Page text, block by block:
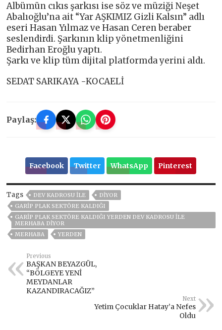
Albümün cıkıs şarkısı ise söz ve müziği Neşet
Abalıoğlu’na ait “Yar AŞKIMIZ Gizli Kalsın” adlı
eseri Hasan Yılmaz ve Hasan Ceren beraber
seslendirdi. Şarkının klip yönetmenliğini
Bedirhan Eroğlu yaptı.
Şarkı ve klip tüm dijital platformda yerini aldı.
SEDAT SARIKAYA -KOCAELİ
Paylaş:
Facebook Twitter WhatsApp Pinterest
Tags DEV KADROSU İLE
DİYOR
GARİP PLAK SEKTÖRE KALDIĞI
GARİP PLAK SEKTÖRE KALDIĞI YERDEN DEV KADROSU İLE
MERHABA DİYOR
MERHABA
YERDEN
Previous
BAŞKAN BEYAZGÜL,
“BÖLGEYE YENİ
MEYDANLAR
KAZANDIRACAĞIZ”
Next
Yetim Çocuklar Hatay’a Nefes
Oldu